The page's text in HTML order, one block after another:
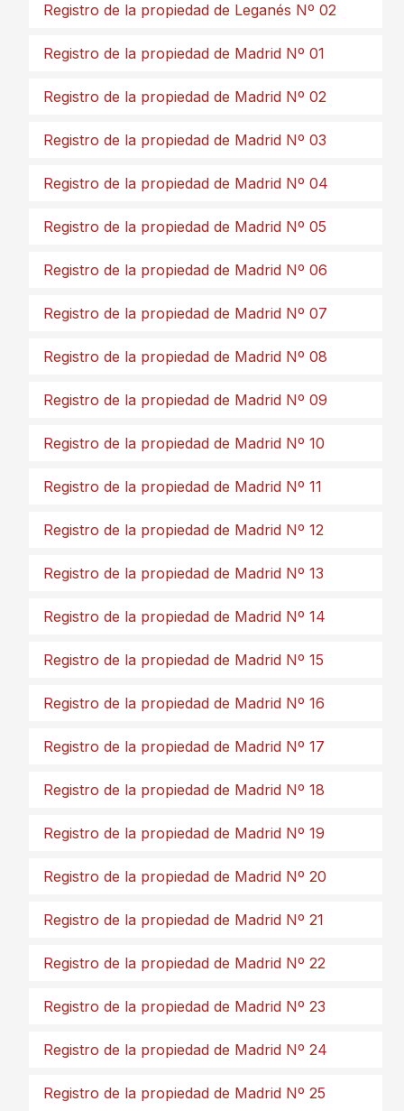
Registro de la propiedad de Leganés Nº 02
Registro de la propiedad de Madrid Nº 01
Registro de la propiedad de Madrid Nº 02
Registro de la propiedad de Madrid Nº 03
Registro de la propiedad de Madrid Nº 04
Registro de la propiedad de Madrid Nº 05
Registro de la propiedad de Madrid Nº 06
Registro de la propiedad de Madrid Nº 07
Registro de la propiedad de Madrid Nº 08
Registro de la propiedad de Madrid Nº 09
Registro de la propiedad de Madrid Nº 10
Registro de la propiedad de Madrid Nº 11
Registro de la propiedad de Madrid Nº 12
Registro de la propiedad de Madrid Nº 13
Registro de la propiedad de Madrid Nº 14
Registro de la propiedad de Madrid Nº 15
Registro de la propiedad de Madrid Nº 16
Registro de la propiedad de Madrid Nº 17
Registro de la propiedad de Madrid Nº 18
Registro de la propiedad de Madrid Nº 19
Registro de la propiedad de Madrid Nº 20
Registro de la propiedad de Madrid Nº 21
Registro de la propiedad de Madrid Nº 22
Registro de la propiedad de Madrid Nº 23
Registro de la propiedad de Madrid Nº 24
Registro de la propiedad de Madrid Nº 25